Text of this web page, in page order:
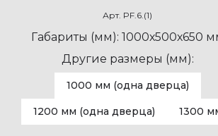
Арт. PF.6.(1)
Габариты (мм): 1000х500х650
Другие размеры (мм):
1000 мм (одна дверца)
1200 мм (одна дверца) 1300